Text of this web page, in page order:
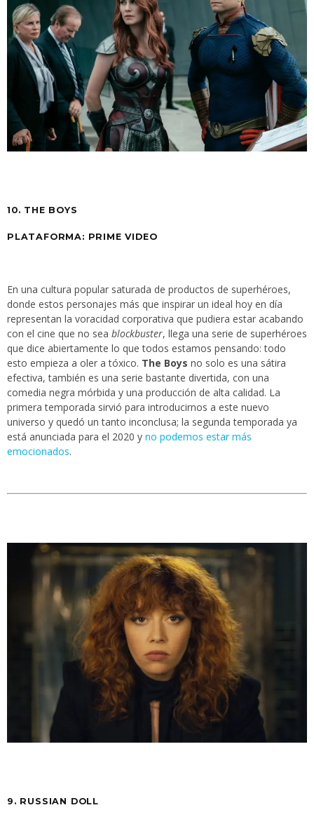
10. THE BOYS
PLATAFORMA: PRIME VIDEO
En una cultura popular saturada de productos de superhéroes,
donde estos personajes más que inspirar un ideal hoy en día
representan la voracidad corporativa que pudiera estar acabando
con el cine que no sea blockbuster, llega una serie de superhéroes
que dice abiertamente lo que todos estamos pensando: todo
esto empieza a oler a tóxico. The Boys no solo es una sátira
efectiva, también es una serie bastante divertida, con una
comedia negra mórbida y una producción de alta calidad. La
primera temporada sirvió para introducirnos a este nuevo
universo y quedó un tanto inconclusa; la segunda temporada ya
está anunciada para el 2020 y no podemos estar más
emocionados.
9. RUSSIAN DOLL